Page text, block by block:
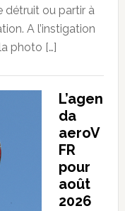
détruit ou partir à
A l’instigation
photo […]
L’agen
da
aeroV
FR
pour
août
2026